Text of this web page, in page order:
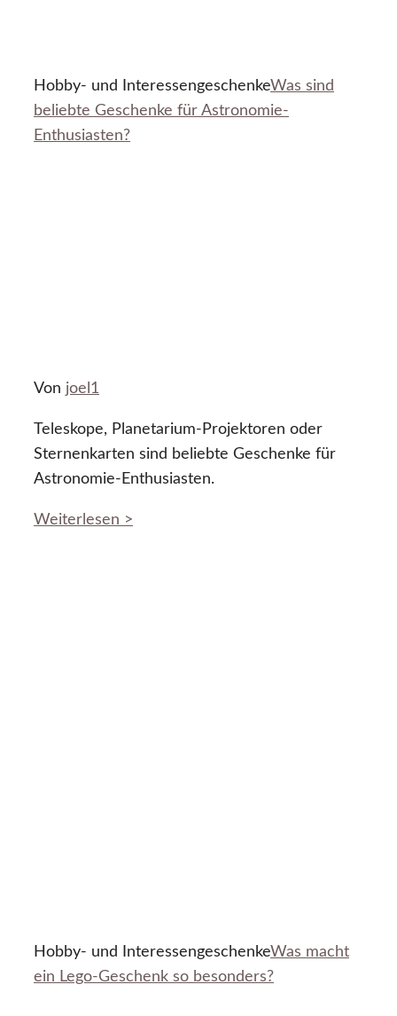
Hobby- und InteressengeschenkeWas sind
beliebte Geschenke für Astronomie-
Enthusiasten?
Von joel1
Teleskope, Planetarium-Projektoren oder
Sternenkarten sind beliebte Geschenke für
Astronomie-Enthusiasten.
Weiterlesen >
Hobby- und InteressengeschenkeWas macht
ein Lego-Geschenk so besonders?